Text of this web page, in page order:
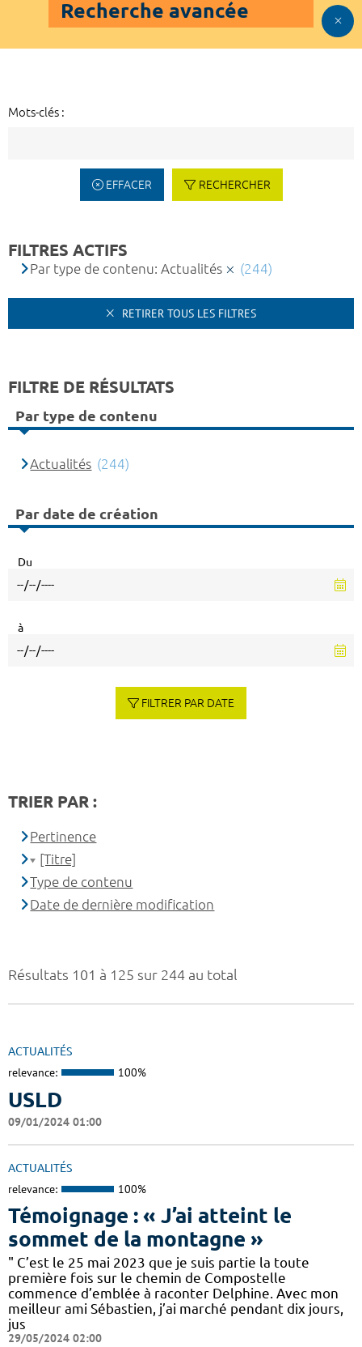
Recherche avancée
Mots-clés :
EFFACER RECHERCHER
Résultats 101 à 125 sur 244 au total
ACTUALITÉS
relevance: 100%
USLD
09/01/2024 01:00
ACTUALITÉS
relevance: 100%
Témoignage : « J’ai atteint le
sommet de la montagne »
" C’est le 25 mai 2023 que je suis partie la toute
première fois sur le chemin de Compostelle
commence d’emblée à raconter Delphine. Avec mon
meilleur ami Sébastien, j’ai marché pendant dix jours,
jus
29/05/2024 02:00
FILTRES ACTIFS
Par type de contenu: Actualités (244)
RETIRER TOUS LES FILTRES
FILTRE DE RÉSULTATS
Par type de contenu
Actualités (244)
Par date de création
Du
à
FILTRER PAR DATE
TRIER PAR :
Pertinence
[Titre]
Type de contenu
Date de dernière modification